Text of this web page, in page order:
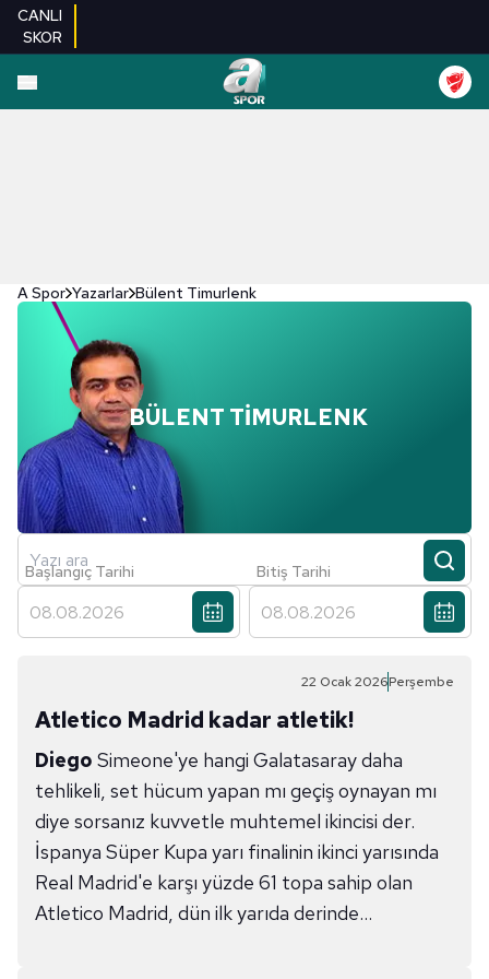
CANLI
SKOR
A Spor Yazarlar Bülent Timurlenk
BÜLENT TIMURLENK
Ara
Başlangıç Tarihi Bitiş Tarihi
22 Ocak 2026Perşembe
Atletico Madrid kadar atletik!
Diego Simeone'ye hangi Galatasaray daha
tehlikeli, set hücum yapan mı geçiş oynayan mı
diye sorsanız kuvvetle muhtemel ikincisi der.
İspanya Süper Kupa yarı finalinin ikinci yarısında
Real Madrid'e karşı yüzde 61 topa sahip olan
Atletico Madrid, dün ilk yarıda derinde